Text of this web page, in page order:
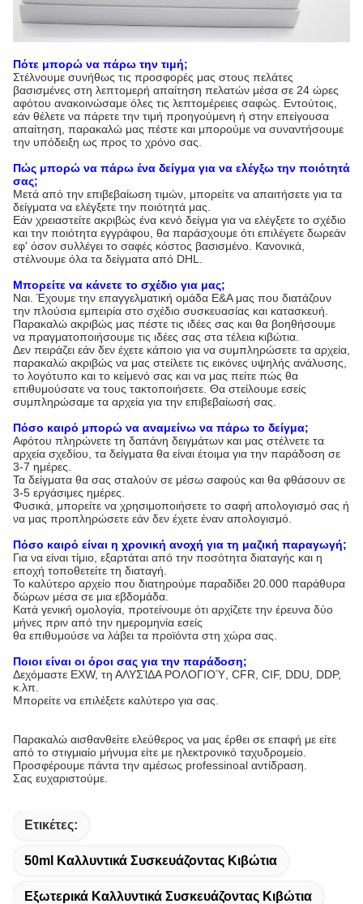
Πότε μπορώ να πάρω την τιμή;
Στέλνουμε συνήθως τις προσφορές μας στους πελάτες
βασισμένες στη λεπτομερή απαίτηση πελατών μέσα σε 24 ώρες
αφότου ανακοινώσαμε όλες τις λεπτομέρειες σαφώς. Εντούτοις,
εάν θέλετε να πάρετε την τιμή προηγούμενη ή στην επείγουσα
απαίτηση, παρακαλώ μας πέστε και μπορούμε να συναντήσουμε
την υπόδειξη ως προς το χρόνο σας.
Πώς μπορώ να πάρω ένα δείγμα για να ελέγξω την ποιότητά
σας;
Μετά από την επιβεβαίωση τιμών, μπορείτε να απαιτήσετε για τα
δείγματα να ελέγξετε την ποιότητά μας.
Εάν χρειαστείτε ακριβώς ένα κενό δείγμα για να ελέγξετε το σχέδιο
και την ποιότητα εγγράφου, θα παράσχουμε ότι επιλέγετε δωρεάν
εφ' όσον συλλέγει το σαφές κόστος βασισμένο. Κανονικά,
στέλνουμε όλα τα δείγματα από DHL.
Μπορείτε να κάνετε το σχέδιο για μας;
Ναι. Έχουμε την επαγγελματική ομάδα Ε&Α μας που διατάζουν
την πλούσια εμπειρία στο σχέδιο συσκευασίας και κατασκευή.
Παρακαλώ ακριβώς μας πέστε τις ιδέες σας και θα βοηθήσουμε
να πραγματοποιήσουμε τις ιδέες σας στα τέλεια κιβώτια.
Δεν πειράζει εάν δεν έχετε κάποιο για να συμπληρώσετε τα αρχεία,
παρακαλώ ακριβώς να μας στείλετε τις εικόνες υψηλής ανάλυσης,
το λογότυπο και το κείμενό σας και να μας πείτε πώς θα
επιθυμούσατε να τους τακτοποιήσετε. Θα στείλουμε εσείς
συμπληρώσαμε τα αρχεία για την επιβεβαίωσή σας.
Πόσο καιρό μπορώ να αναμείνω να πάρω το δείγμα;
Αφότου πληρώνετε τη δαπάνη δειγμάτων και μας στέλνετε τα
αρχεία σχεδίου, τα δείγματα θα είναι έτοιμα για την παράδοση σε
3-7 ημέρες.
Τα δείγματα θα σας σταλούν σε μέσω σαφούς και θα φθάσουν σε
3-5 εργάσιμες ημέρες.
Φυσικά, μπορείτε να χρησιμοποιήσετε το σαφή απολογισμό σας ή
να μας προπληρώσετε εάν δεν έχετε έναν απολογισμό.
Πόσο καιρό είναι η χρονική ανοχή για τη μαζική παραγωγή;
Για να είναι τίμιο, εξαρτάται από την ποσότητα διαταγής και η
εποχή τοποθετείτε τη διαταγή.
Το καλύτερο αρχείο που διατηρούμε παραδίδει 20.000 παράθυρα
δώρων μέσα σε μια εβδομάδα.
Κατά γενική ομολογία, προτείνουμε ότι αρχίζετε την έρευνα δύο
μήνες πριν από την ημερομηνία εσείς
θα επιθυμούσε να λάβει τα προϊόντα στη χώρα σας.
Ποιοι είναι οι όροι σας για την παράδοση;
Δεχόμαστε EXW, τη ΑΛΥΣΊΔΑ ΡΟΛΟΓΙΟΎ, CFR, CIF, DDU, DDP,
κ.λπ.
Μπορείτε να επιλέξετε καλύτερο για σας.
Παρακαλώ αισθανθείτε ελεύθερος να μας έρθει σε επαφή με είτε
από το στιγμιαίο μήνυμα είτε με ηλεκτρονικό ταχυδρομείο.
Προσφέρουμε πάντα την αμέσως professinoal αντίδραση.
Σας ευχαριστούμε.
Ετικέτες:
50ml Καλλυντικά Συσκευάζοντας Κιβώτια
Εξωτερικά Καλλυντικά Συσκευάζοντας Κιβώτια